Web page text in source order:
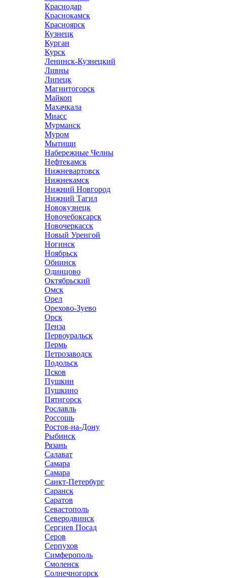
Краснодар
Краснокамск
Красноярск
Кузнецк
Курган
Курск
Ленинск-Кузнецкий
Ливны
Липецк
Магнитогорск
Майкоп
Махачкала
Миасс
Мурманск
Муром
Мытищи
Набережные Челны
Нефтекамск
Нижневартовск
Нижнекамск
Нижний Новгород
Нижний Тагил
Новокузнецк
Новочебоксарск
Новочеркасск
Новый Уренгой
Ногинск
Ноябрьск
Обнинск
Одинцово
Октябрьский
Омск
Орел
Орехово-Зуево
Орск
Пенза
Первоуральск
Пермь
Петрозаводск
Подольск
Псков
Пушкин
Пушкино
Пятигорск
Рославль
Россошь
Ростов-на-Дону
Рыбинск
Рязань
Салават
Самара
Самара
Санкт-Петербург
Саранск
Саратов
Севастополь
Северодвинск
Сергиев Посад
Серов
Серпухов
Симферополь
Смоленск
Солнечногорск